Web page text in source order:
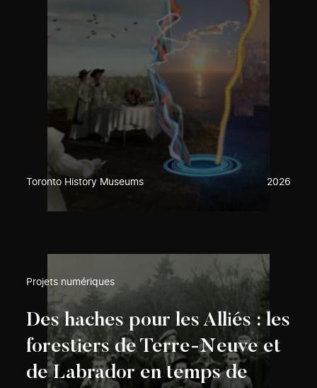
Toronto History Museums 2026
Projets numériques
Des haches pour les Alliés : les
forestiers de Terre-Neuve et
de Labrador en temps de